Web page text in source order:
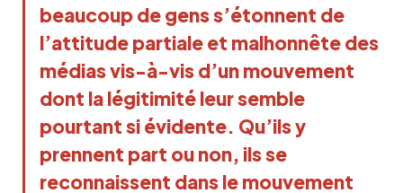
beaucoup de gens s’étonnent de
l’attitude partiale et malhonnête des
médias vis-à-vis d’un mouvement
dont la légitimité leur semble
pourtant si évidente. Qu’ils y
prennent part ou non, ils se
reconnaissent dans le mouvement